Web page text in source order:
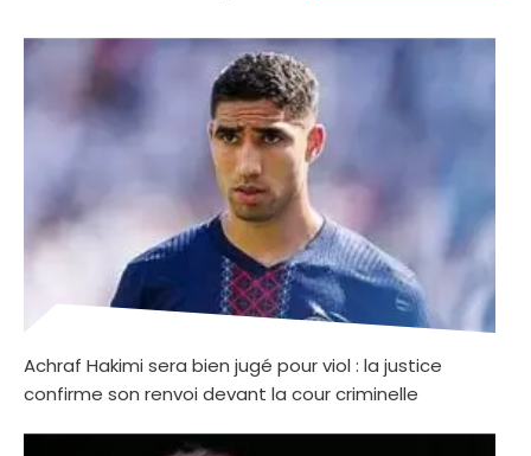
Achraf Hakimi sera bien jugé pour viol : la justice
confirme son renvoi devant la cour criminelle